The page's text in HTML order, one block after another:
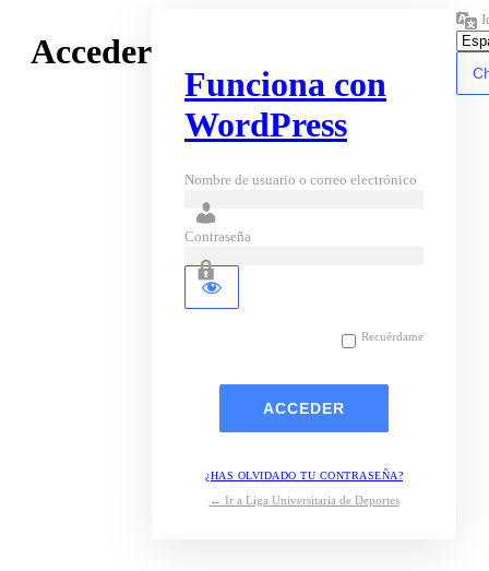
Acceder
Funciona con
WordPress
Nombre de usuario o correo electrónico
Contraseña
Recuérdame
¿HAS OLVIDADO TU CONTRASEÑA?
← Ir a Liga Universitaria de Deportes